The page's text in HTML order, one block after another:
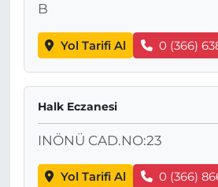
B
Yol Tarifi Al 0 (366)
Halk Eczanesi
INÖNÜ CAD.NO:23
Yol Tarifi Al 0 (366)